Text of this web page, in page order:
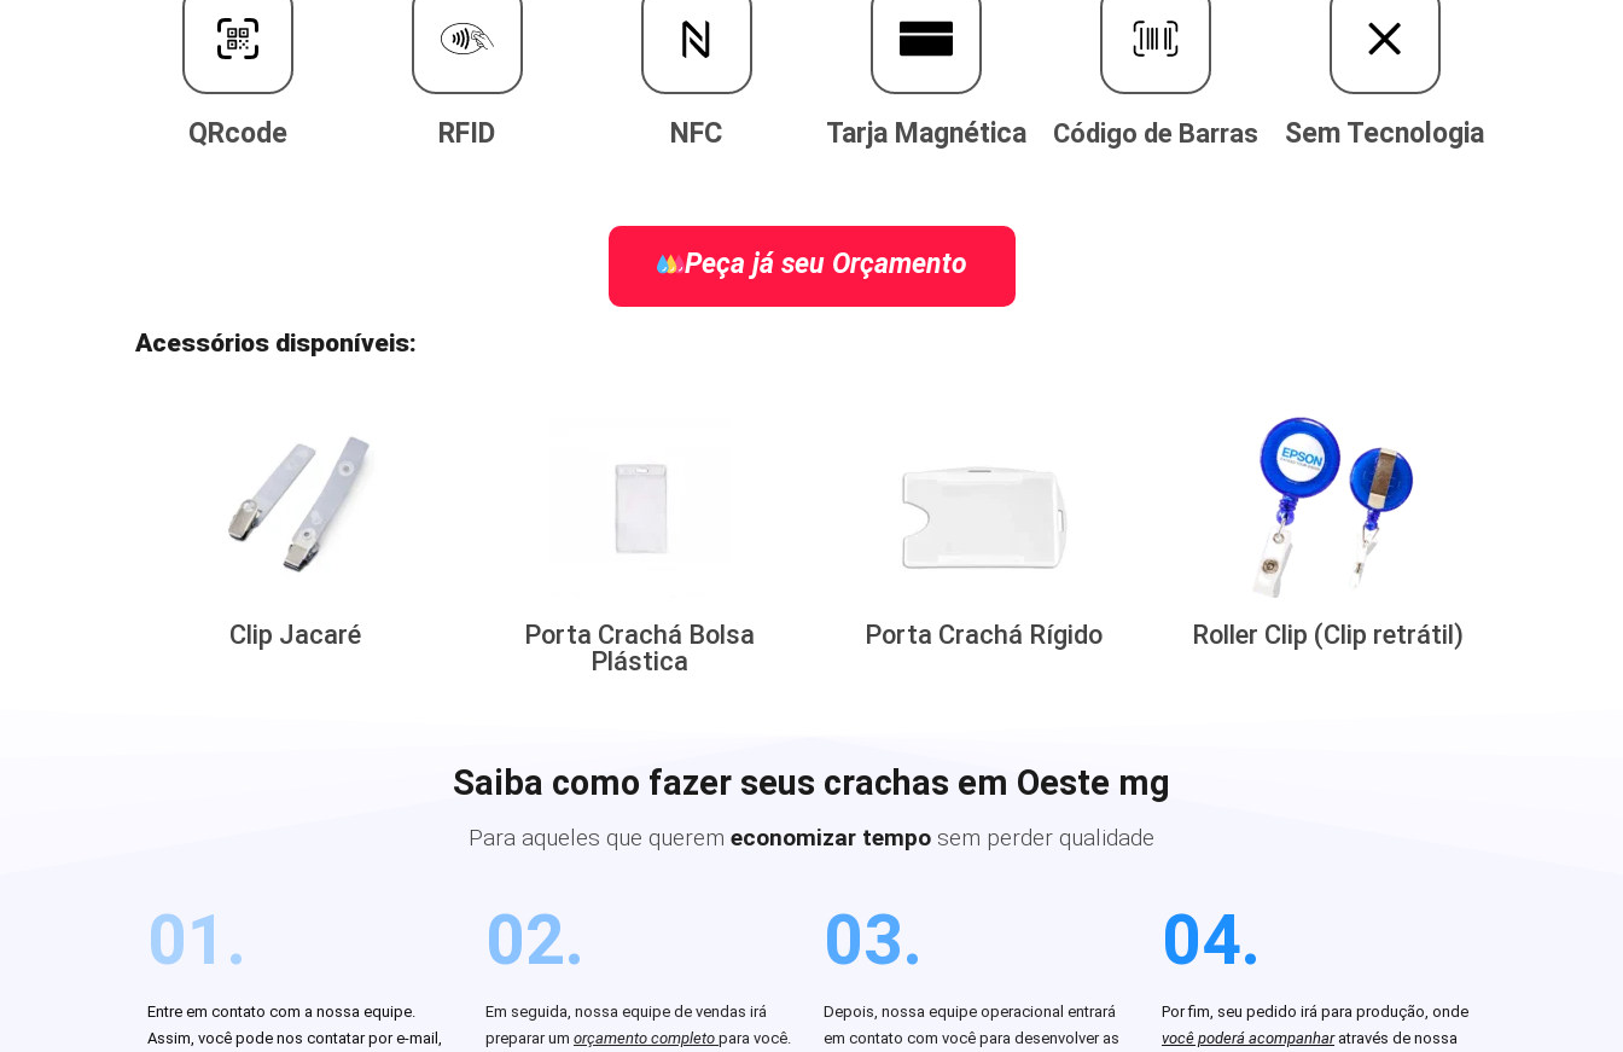
QRcode RFID NFC Tarja Magnética Código de Barras Sem Tecnologia
Peça já seu Orçamento
Acessórios disponíveis:
Clip Jacaré
Porta Crachá Bolsa
Plástica
Porta Crachá Rígido Roller Clip (Clip retrátil)
Saiba como fazer seus crachas em Oeste mg
Para aqueles que querem economizar tempo sem perder qualidade
01.
Entre em contato com a nossa equipe.
Assim, você pode nos contatar por e-mail,
02.
Em seguida, nossa equipe de vendas irá
preparar um orçamento completo para você.
03.
Depois, nossa equipe operacional entrará
em contato com você para desenvolver as
04.
Por fim, seu pedido irá para produção, onde
você poderá acompanharatravés de nossa